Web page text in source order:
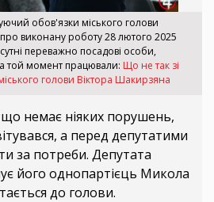
обов'язки міського голови
про виконану роботу 28 лютого 2025
переважно посадові особи,
той момент працювали: Що не так зі
голови Віктора Шакирзяна
немає ніяких порушень,
а перед депутатими
за потреби. Депутата
його однопартієць Микола
до голови.